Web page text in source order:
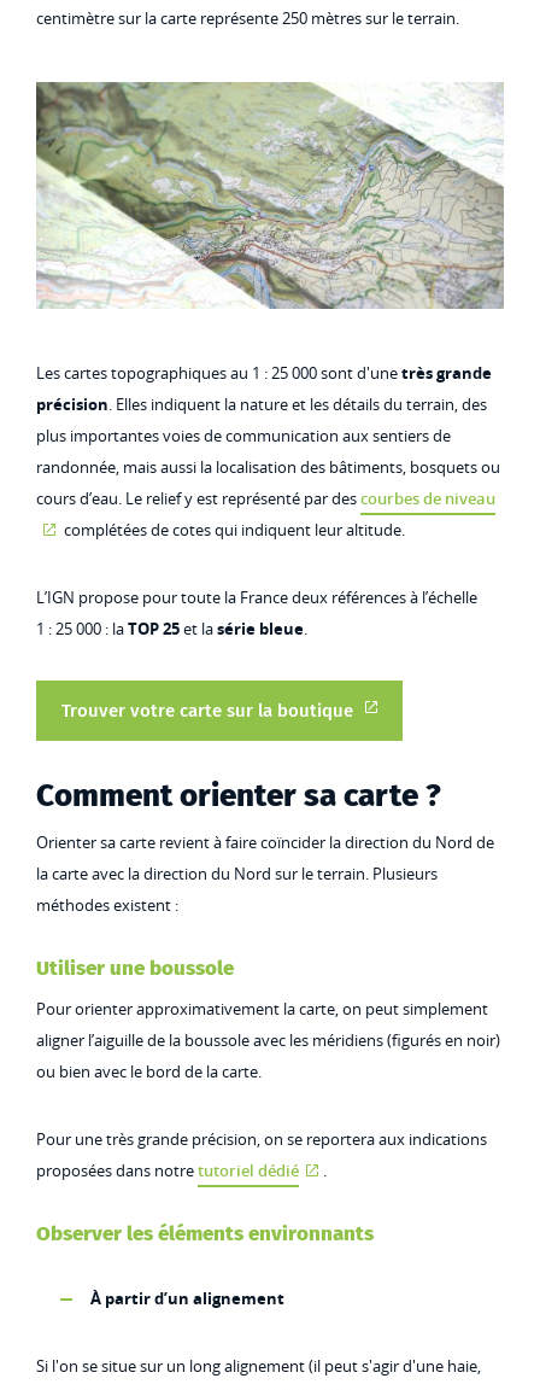
centimètre sur la carte représente 250 mètres sur le terrain.
Les cartes topographiques au 1 : 25 000 sont d'unetrès grande
précision. Elles indiquent la nature et les détails du terrain, des
plus importantes voies de communication aux sentiers de
randonnée, mais aussi la localisation des bâtiments, bosquets ou
cours d’eau. Le relief y est représenté par descourbes de niveau
complétées de cotes qui indiquent leur altitude.
L’IGN propose pour toute la France deux références à l’échelle
1 : 25 000 : laTOP 25et lasérie bleue.
Trouver votre carte sur la boutique
Comment orienter sa carte ?
Orienter sa carte revient à faire coïncider la direction du Nord de
la carte avec la direction du Nord sur le terrain. Plusieurs
méthodes existent :
Utiliser une boussole
Pour orienter approximativement la carte, on peut simplement
aligner l’aiguille de la boussole avec les méridiens (figurés en noir)
ou bien avec le bord de la carte.
Pour une très grande précision, on se reportera aux indications
proposées dans notretutoriel dédié .
Observer les éléments environnants
À partir d’un alignement
Si l'on se situe sur un long alignement (il peut s'agir d'une haie,